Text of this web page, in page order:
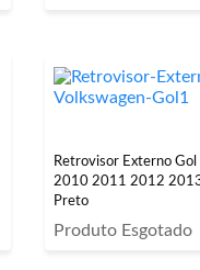
Retrovisor Externo
2010 2011 2012
Preto
Produto Esgotado